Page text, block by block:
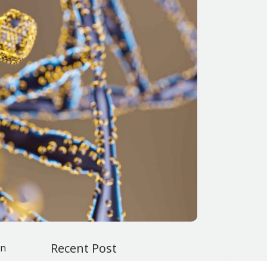
Recent Post